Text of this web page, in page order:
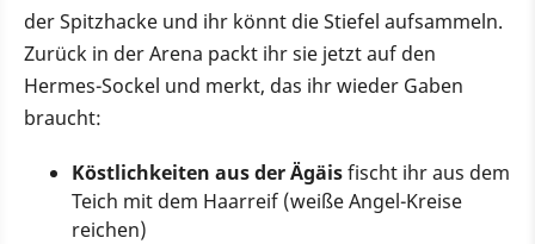
der Spitzhacke und ihr könnt die Stiefel aufsammeln.
Zurück in der Arena packt ihr sie jetzt auf den
Hermes-Sockel und merkt, das ihr wieder Gaben
braucht:
Köstlichkeiten aus der Ägäisfischt ihr aus dem
Teich mit dem Haarreif (weiße Angel-Kreise
reichen)